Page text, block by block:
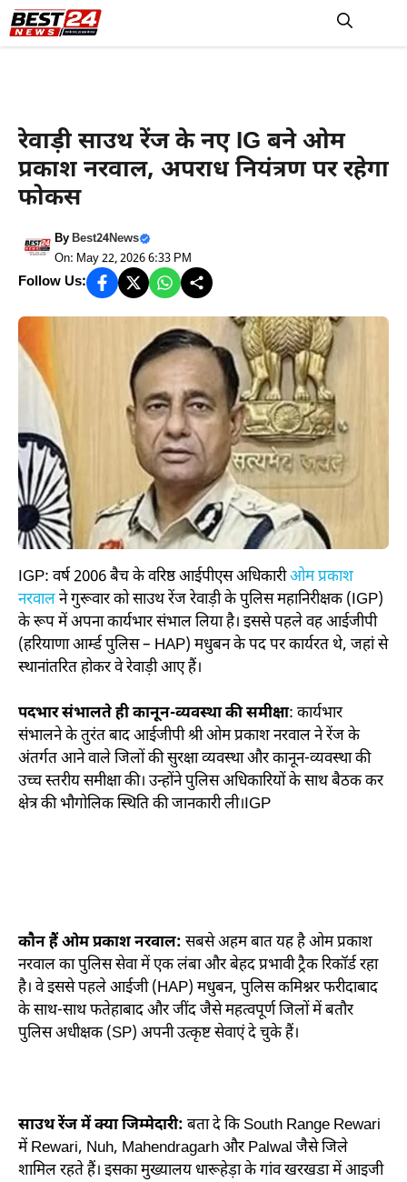
Skip
to
रेवाड़ी साउथ रेंज के नए IG बने ओम
प्रकाश नरवाल, अपराध नियंत्रण पर रहेगा
फोकस
ByBest24News
On: May 22, 2026 6:33 PM
Follow Us:
IGP: वर्ष 2006 बैच के वरिष्ठ आईपीएस अधिकारीओम प्रकाश
नरवालने गुरूवार को साउथ रेंज रेवाड़ी के पुलिस महानिरीक्षक (IGP)
के रूप में अपना कार्यभार संभाल लिया है। इससे पहले वह आईजीपी
(हरियाणा आर्म्ड पुलिस – HAP) मधुबन के पद पर कार्यरत थे, जहां से
स्थानांतरित होकर वे रेवाड़ी आए हैं।
पदभार संभालते ही कानून-व्यवस्था की समीक्षा: कार्यभार
संभालने के तुरंत बाद आईजीपी श्री ओम प्रकाश नरवाल ने रेंज के
अंतर्गत आने वाले जिलों की सुरक्षा व्यवस्था और कानून-व्यवस्था की
उच्च स्तरीय समीक्षा की। उन्होंने पुलिस अधिकारियों के साथ बैठक कर
क्षेत्र की भौगोलिक स्थिति की जानकारी ली।IGP
कौन हैं ओम प्रकाश नरवाल: सबसे अहम बात यह है ओम प्रकाश
नरवाल का पुलिस सेवा में एक लंबा और बेहद प्रभावी ट्रैक रिकॉर्ड रहा
है। वे इससे पहले आईजी (HAP) मधुबन, पुलिस कमिश्नर फरीदाबाद
के साथ-साथ फतेहाबाद और जींद जैसे महत्वपूर्ण जिलों में बतौर
पुलिस अधीक्षक (SP) अपनी उत्कृष्ट सेवाएं दे चुके हैं।
साउथ रेंज में क्या जिम्मेदारी: बता दे कि South Range Rewari
में Rewari, Nuh, Mahendragarh और Palwal जैसे जिले
शामिल रहते हैं। इसका मुख्यालय धारूहेड़ा के गांव खरखडा में आइजी